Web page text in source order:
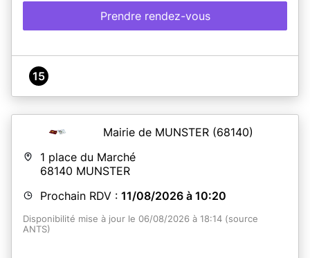
Prendre rendez-vous
15
Mairie de MUNSTER (68140)
1 place du Marché
68140 MUNSTER
Prochain RDV : 11/08/2026 à 10:20
Disponibilité mise à jour le 06/08/2026 à 18:14 (source
ANTS)